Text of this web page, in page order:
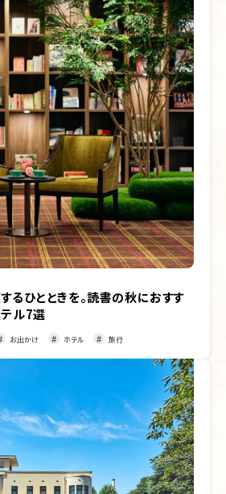
るひとときを。読書の秋におすす
ル7選
お出かけ ホテル 旅行